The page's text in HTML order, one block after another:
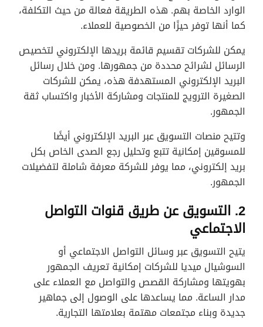
الوارد الخاصة بهم. هذه الطريقة فعالة من حيث التكلفة،
كما أنها توفر حيزًا من الخصوصية للعملاء.
يمكن للشركات تقسيم قائمة بريدها الإلكتروني لتخصيص
الرسائل لشرائح محددة من جمهورها. ومن خلال رسائل
البريد الإلكتروني المستهدفة هذه، يمكن للشركات
الصغيرة الترويج للمنتجات ومشاركة الأخبار واكتساب ثقة
الجمهور.
وتتيح منصات التسويق عبر البريد الإلكتروني أيضًا
للمسوقين إمكانية تتبع وتحليل رجع الصدى الخاص بكل
بريد إلكتروني، مما يوفر للشركة معرفة شاملة لتفضيلات
الجمهور.
2. التسويق عن طريق قنوات التواصل
الاجتماعي
يتيح التسويق عبر وسائل التواصل الاجتماعي أو
السوشيال ميديا للشركات إمكانية تعريف الجمهور
بهويتها ومشاركة القصص والتواصل مع العملاء على
مدار الساعة. مما يساعدها على الوصول إلى جماهير
جديدة وبناء مجتمعات مهتمة بعلامتها التجارية.